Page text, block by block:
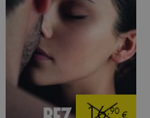
16,90